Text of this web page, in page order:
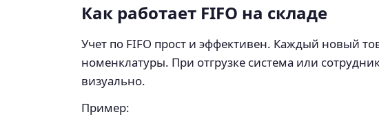
Как работает FIFO на складе
Учет по FIFO прост и эффективен. Каждый новый
номенклатуры. При отгрузке система или
визуально.
Пример: